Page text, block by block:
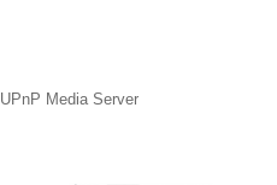
Media Server